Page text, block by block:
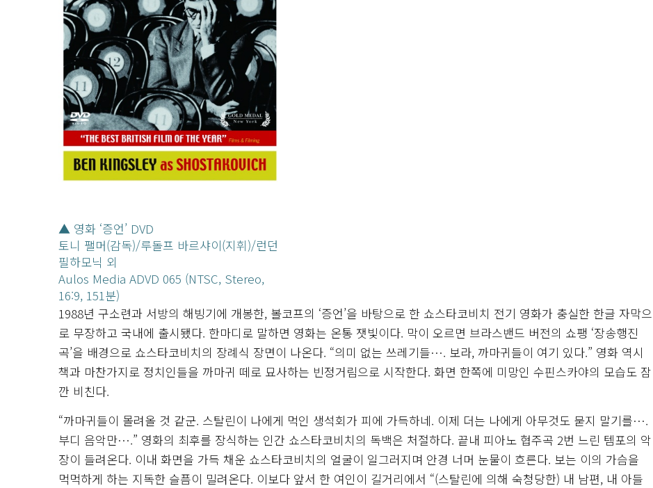
▲ 영화 ‘증언’ DVD
토니 팰머(감독)/루돌프 바르샤이(지휘)/런던
필하모닉 외
Aulos Media ADVD 065 (NTSC, Stereo,
16:9, 151분)
1988년 구소련과 서방의 해빙기에 개봉한, 볼코프의 ‘증언’을 바탕으로 한 쇼스타코비치 전기 영화가 충실한 한글 자막으
로 무장하고 국내에 출시됐다. 한마디로 말하면 영화는 온통 잿빛이다. 막이 오르면 브라스밴드 버전의 쇼팽 ‘장송행진
곡’을 배경으로 쇼스타코비치의 장례식 장면이 나온다. “의미 없는 쓰레기들…. 보라, 까마귀들이 여기 있다.” 영화 역시
책과 마찬가지로 정치인들을 까마귀 떼로 묘사하는 빈정거림으로 시작한다. 화면 한쪽에 미망인 수핀스카야의 모습도 잠
깐 비친다.
“까마귀들이 몰려올 것 같군. 스탈린이 나에게 먹인 생석회가 피에 가득하네. 이제 더는 나에게 아무것도 묻지 말기를….
부디 음악만….” 영화의 최후를 장식하는 인간 쇼스타코비치의 독백은 처절하다. 끝내 피아노 협주곡 2번 느린 템포의 악
장이 들려온다. 이내 화면을 가득 채운 쇼스타코비치의 얼굴이 일그러지며 안경 너머 눈물이 흐른다. 보는 이의 가슴을
먹먹하게 하는 지독한 슬픔이 밀려온다. 이보다 앞서 한 여인이 길거리에서 “(스탈린에 의해 숙청당한) 내 남편, 내 아들